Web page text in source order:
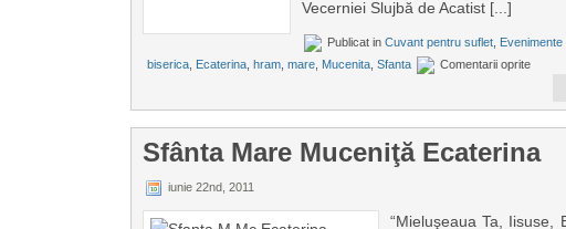
Vecerniei Slujbă de Acatist [...]
Publicat in Cuvant pentru suflet Evenimente
biserica Ecaterina hram mare Mucenita Sfanta Comentarii oprite
Sfânta Mare Muceniţă Ecaterina
iunie 22nd, 2011
“Mieluşeaua Ta, Iisuse,